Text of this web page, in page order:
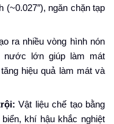
ngăn chặn tạp
ra nhiều vòng hình nón
nước lớn giúp làm mát
hiệu quả làm mát và
Vật liệu chế tạo bằng
khí hậu khắc nghiệt